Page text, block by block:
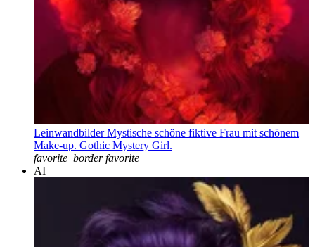
Leinwandbilder Mystische schöne fiktive Frau mit schönem
Make-up. Gothic Mystery Girl.
favorite_border favorite
AI